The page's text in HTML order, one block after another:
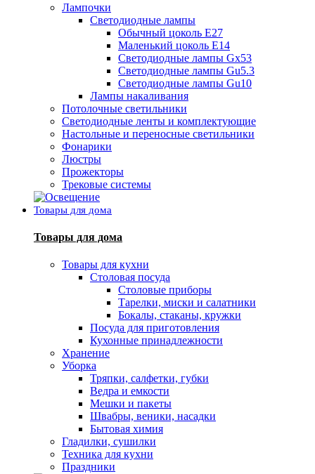
Лампочки
Светодиодные лампы
Обычный цоколь Е27
Маленький цоколь Е14
Светодиодные лампы Gx53
Светодиодные лампы Gu5.3
Светодиодные лампы Gu10
Лампы накаливания
Потолочные светильники
Светодиодные ленты и комплектующие
Настольные и переносные светильники
Фонарики
Люстры
Прожекторы
Трековые системы
Товары для дома
Товары для дома
Товары для кухни
Столовая посуда
Столовые приборы
Тарелки, миски и салатники
Бокалы, стаканы, кружки
Посуда для приготовления
Кухонные принадлежности
Хранение
Уборка
Тряпки, салфетки, губки
Ведра и емкости
Мешки и пакеты
Швабры, веники, насадки
Бытовая химия
Гладилки, сушилки
Техника для кухни
Праздники